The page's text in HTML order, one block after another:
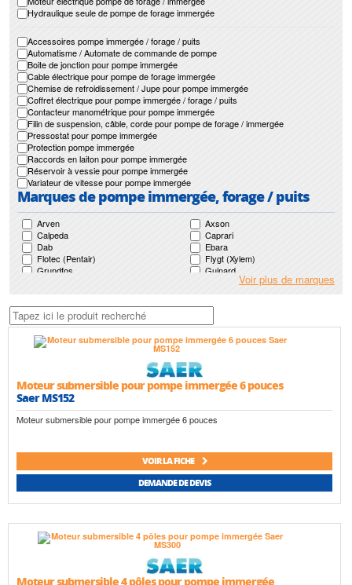
Hydraulique seule de pompe de forage immergée
Accessoires pompe immergée / forage / puits
Automatisme / Automate de commande de pompe
Boite de jonction pour pompe immergée
Cable électrique pour pompe de forage immergée
Chemise de refroidissement / Jupe pour pompe immergée
Coffret électrique pour pompe immergée / forage / puits
Contacteur manométrique pour pompe immergée
Filin de suspension, câble, corde pour pompe de forage / immergée
Pressostat pour pompe immergée
Protection pompe immergée
Raccords en laiton pour pompe immergée
Réservoir à vessie pour pompe immergée
Variateur de vitesse pour pompe immergée
Marques de pompe immergée, forage / puits
Arven
Axson
Calpeda
Caprari
Dab
Ebara
Flotec (Pentair)
Flygt (Xylem)
Grundfos
Guinard
Leroy Somer
Lowara (Xylem)
Mr Pompes
Pedrollo
Renson
Saer
Salmson
Voir plus de marques
Moteur submersible pour pompe immergée 6 pouces
Saer MS152
Moteur submersible pour pompe immergée 6 pouces
VOIR LA FICHE
DEMANDE DE DEVIS
Moteur submersible 4 pôles pour pompe immergée